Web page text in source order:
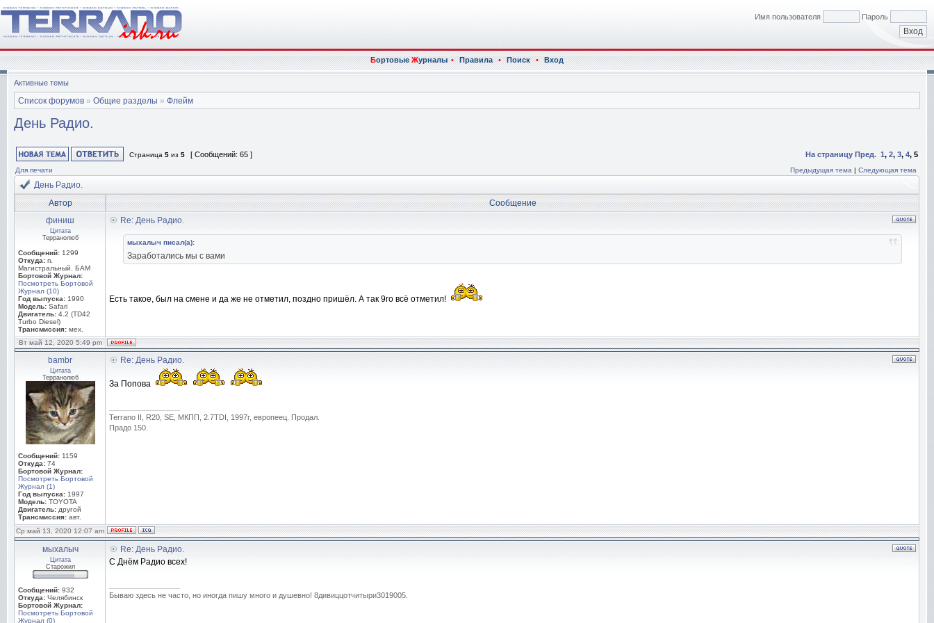
Имя пользователя Пароль
БортовыеЖурналы • Правила • Поиск • Вход
Активные темы
Список форумов » Общие разделы » Флейм
День Радио.
Страница 5 из 5 [ Сообщений: 65 ] На страницу Пред. 1, 2, 3, 4, 5
Для печати Предыдущая тема | Следующая тема
День Радио.
Автор
Сообщение
финиш
Цитата
Терранолюб
Сообщений: 1299
Откуда: п.
Магистральный. БАМ
Бортовой Журнал:
Посмотреть Бортовой
Журнал (10)
Год выпуска: 1990
Модель: Safari
Двигатель: 4.2 (TD42
Turbo Diesel)
Трансмиссия: мех.
Re: День Радио.
мыхалыч писал(а):
Заработались мы с вами
Есть такое, был на смене и да же не отметил, поздно пришёл. А так 9го всё отметил!
Вт май 12, 2020 5:49 pm
bambr
Цитата
Терранолюб
Сообщений: 1159
Откуда: 74
Бортовой Журнал:
Посмотреть Бортовой
Журнал (1)
Год выпуска: 1997
Модель: TOYOTA
Двигатель: другой
Трансмиссия: авт.
Re: День Радио.
За Попова
Terrano II, R20, SE, МКПП, 2.7TDI, 1997г, европеец. Продал.
Прадо 150.
Ср май 13, 2020 12:07 am
мыхалыч
Цитата
Старожил
Сообщений: 932
Откуда: Челябинск
Бортовой Журнал:
Посмотреть Бортовой
Журнал (0)
Re: День Радио.
С Днём Радио всех!
Бываю здесь не часто, но иногда пишу много и душевно! 8дивиццотчитыри3019005.